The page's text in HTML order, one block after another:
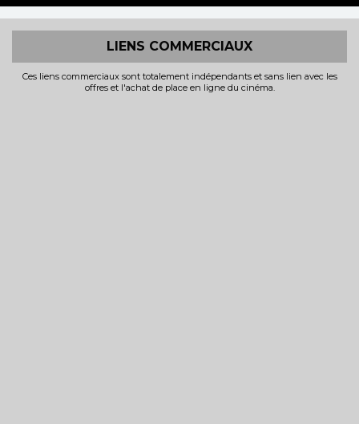
LIENS COMMERCIAUX
Ces liens commerciaux sont totalement indépendants et sans lien avec les
offres et l'achat de place en ligne du cinéma.